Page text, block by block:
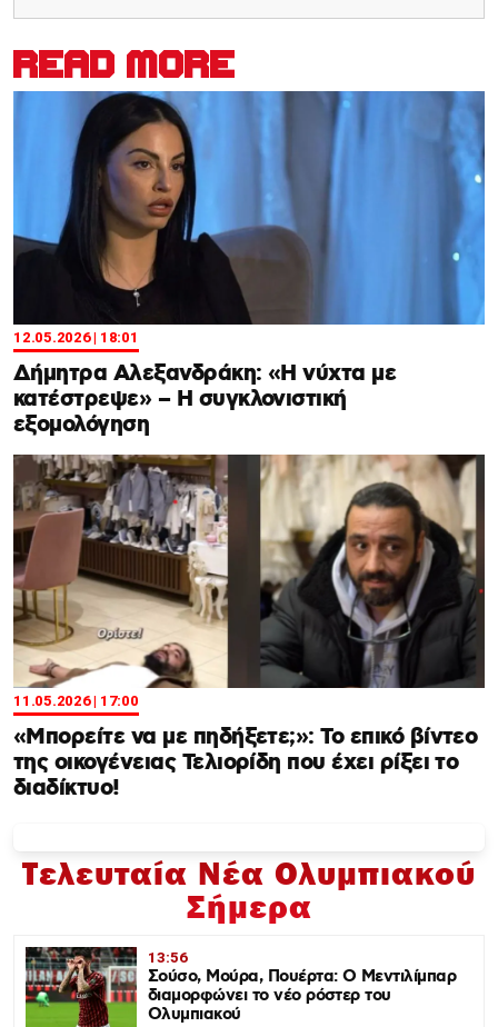
READ MORE
12.05.2026 | 18:01
Δήμητρα Αλεξανδράκη: «Η νύχτα με
κατέστρεψε» – Η συγκλονιστική
εξομολόγηση
11.05.2026 | 17:00
«Μπορείτε να με πηδήξετε;»: Το επικό βίντεο
της οικογένειας Τελιορίδη που έχει ρίξει το
διαδίκτυο!
Τελευταία Νέα Ολυμπιακού
Σήμερα
13:56
Σούσο, Μούρα, Πουέρτα: Ο Μεντιλίμπαρ
διαμορφώνει το νέο ρόστερ του
Ολυμπιακού